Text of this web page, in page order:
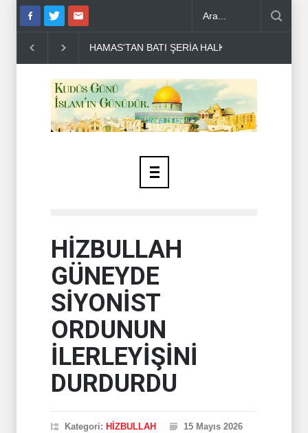
HALKINA ÇAĞRI .. DR BİLAL LAKKİS: LÜBNAN'IN BAĞIMSIZ
HİZBULLAH
GÜNEYDE
SİYONİST
ORDUNUN
İLERLEYİŞİNİ
DURDURDU
Kategori: HİZBULLAH
15 Mayıs 2026